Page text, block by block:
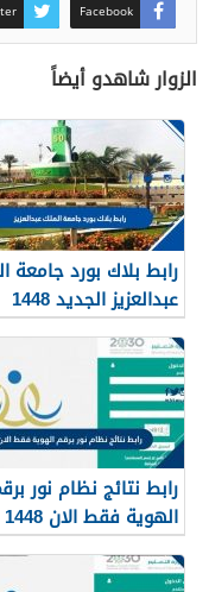
Facebook
الزوار شاهدو أيضاً
رابط بلاك بورد جامعة
عبدالعزيز الجديد 1448
blackboard kau
رابط نتائج نظام نور
الهوية فقط الان 1448